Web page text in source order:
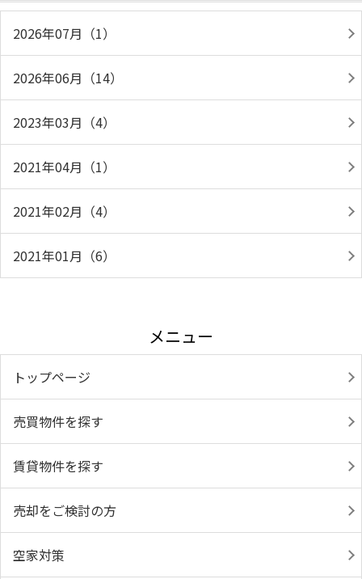
2026年07月（1）
2026年06月（14）
2023年03月（4）
2021年04月（1）
2021年02月（4）
2021年01月（6）
メニュー
トップページ
売買物件を探す
賃貸物件を探す
売却をご検討の方
空家対策